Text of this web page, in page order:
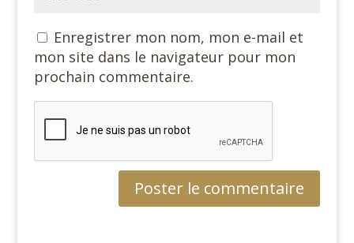
Enregistrer mon nom, mon e-mail et
mon site dans le navigateur pour mon
prochain commentaire.